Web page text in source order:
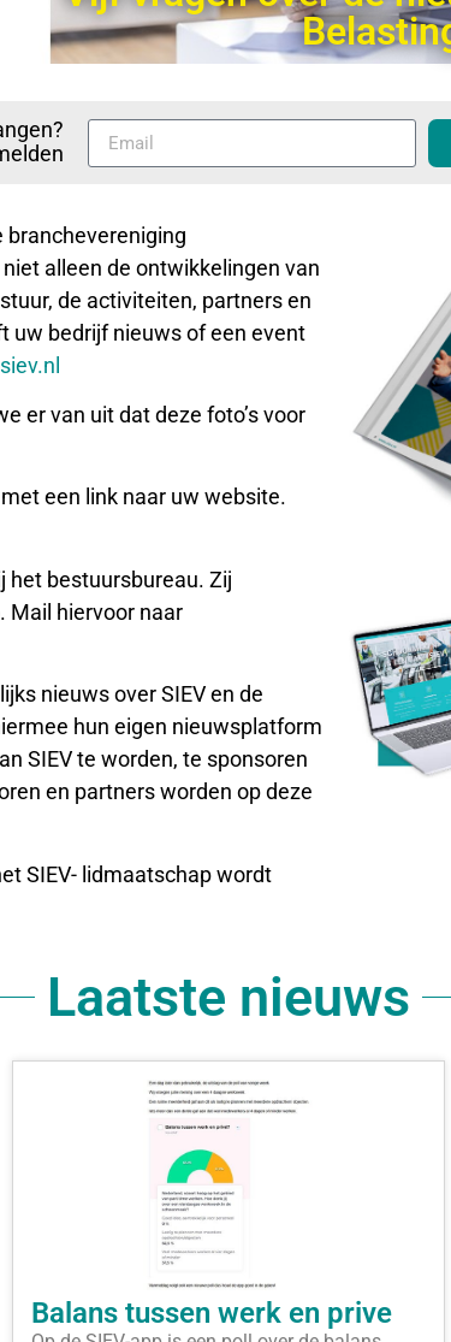
branchevereniging
niet alleen de ontwikkelingen van
de activiteiten, partners en
uw bedrijf nieuws of een event
er van uit dat deze foto’s voor
een link naar uw website.
het bestuursbureau. Zij
Mail hiervoor naar
nieuws over SIEV en de
hun eigen nieuwsplatform
SIEV te worden, te sponsoren
en partners worden op deze
SIEV- lidmaatschap wordt
Laatste nieuws
Balans tussen werk en prive